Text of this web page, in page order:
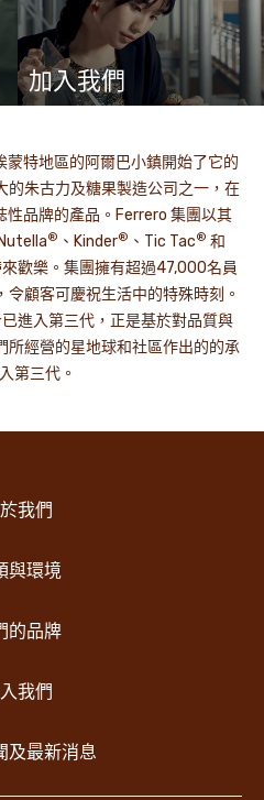
加入我們
特地區的阿爾巴小鎮開始了它的
的朱古力及糖果製造公司之一，在
品牌的產品。Ferrero 集團以其
® 、Kinder® 、Tic Tac® 和
歡樂。集團擁有超過47,000名員
顧客可慶祝生活中的特殊時刻。
進入第三代，正是基於對品質與
所經營的星地球和社區作出的的承
第三代。
我們
與環境
的品牌
我們
及最新消息